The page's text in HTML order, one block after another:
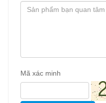
Mã xác minh